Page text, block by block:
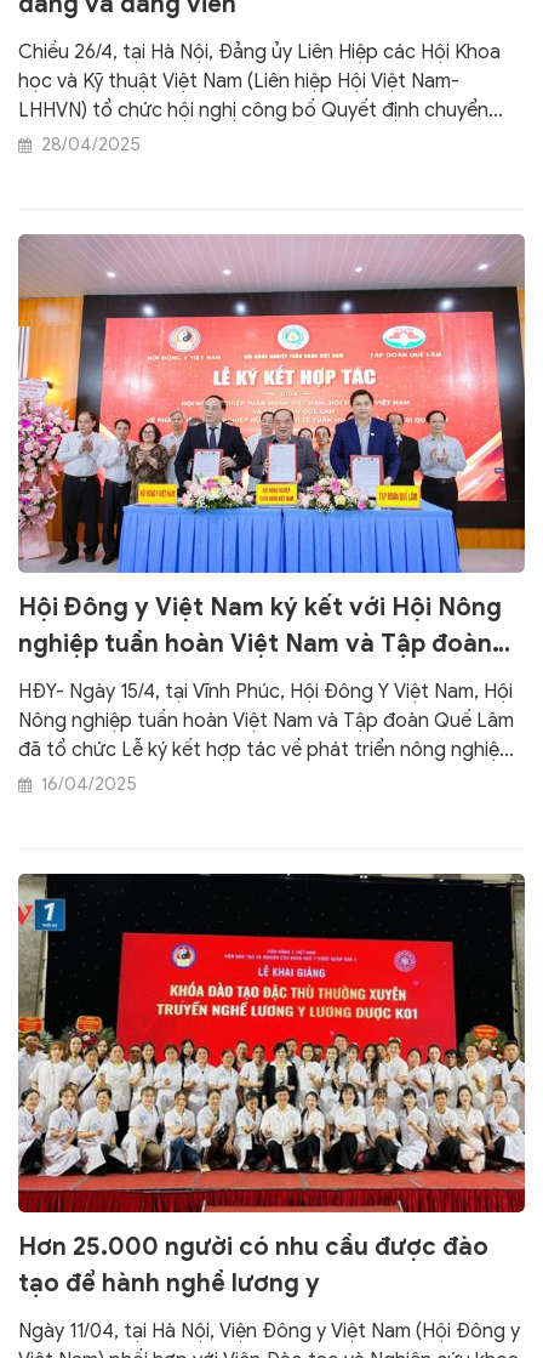
Chiều 26/4, tại Hà Nội, Đảng ủy Liên Hiệp các Hội Khoa
học và Kỹ thuật Việt Nam (Liên hiệp Hội Việt Nam-
LHHVN) tổ chức hội nghị công bố Quyết định chuyển
giao tổ chức đảng và đảng viên của Chi bộ Hội Đông y
ngày 24 tháng 1 năm 2025 của Bộ Chính trị về thành lập
Đảng bộ Mặt trận Tổ quốc, các đoàn thể Trung ương.
28/04/2025
Hội Đông y Việt Nam ký kết với Hội Nông
nghiệp tuần hoàn Việt Nam và Tập đoàn
Quế Lâm
HĐY- Ngày 15/4, tại Vĩnh Phúc, Hội Đông Y Việt Nam, Hội
Nông nghiệp tuần hoàn Việt Nam và Tập đoàn Quế Lâm
đã tổ chức Lễ ký kết hợp tác về phát triển nông nghiệp
hữu cơ, kinh tế tuần hoàn, chuỗi giá trị Quế Lâm.
khỏe cho người dân.
16/04/2025
Hơn 25.000 người có nhu cầu được đào
tạo để hành nghề lương y
Ngày 11/04, tại Hà Nội, Viện Đông y Việt Nam (Hội Đông y